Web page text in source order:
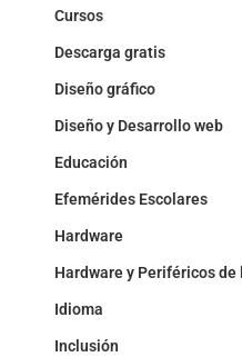
Cursos
Descarga gratis
Diseño gráfico
Diseño y Desarrollo web
Educación
Efemérides Escolares
Hardware
Hardware y Periféricos de
Idioma
Inclusión